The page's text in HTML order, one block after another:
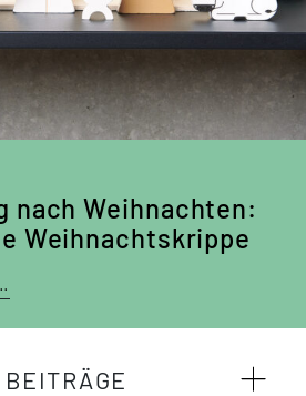
nach Weihnachten:
Weihnachts­krippe